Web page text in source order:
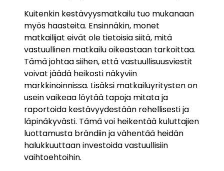
Kuitenkin kestävyysmatkailu tuo mukanaan
myös haasteita. Ensinnäkin, monet
matkailijat eivät ole tietoisia siitä, mitä
vastuullinen matkailu oikeastaan tarkoittaa.
Tämä johtaa siihen, että vastuullisuusviestit
voivat jäädä heikosti näkyviin
markkinoinnissa. Lisäksi matkailuyritysten on
usein vaikeaa löytää tapoja mitata ja
raportoida kestävyydestään rehellisesti ja
läpinäkyvästi. Tämä voi heikentää kuluttajien
luottamusta brändiin ja vähentää heidän
halukkuuttaan investoida vastuullisiin
vaihtoehtoihin.